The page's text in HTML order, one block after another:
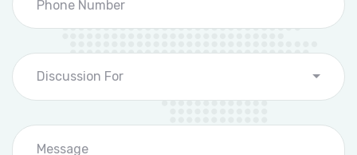
Discussion For